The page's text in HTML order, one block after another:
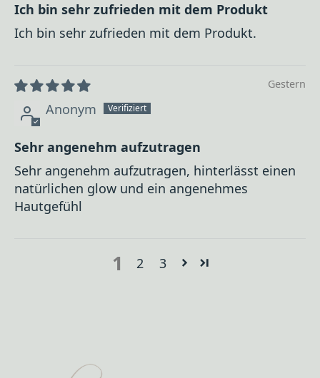
Ich bin sehr zufrieden mit dem Produkt
Ich bin sehr zufrieden mit dem Produkt.
Gestern
Anonym
Sehr angenehm aufzutragen
Sehr angenehm aufzutragen, hinterlässt einen
natürlichen glow und ein angenehmes
Hautgefühl
1 2 3